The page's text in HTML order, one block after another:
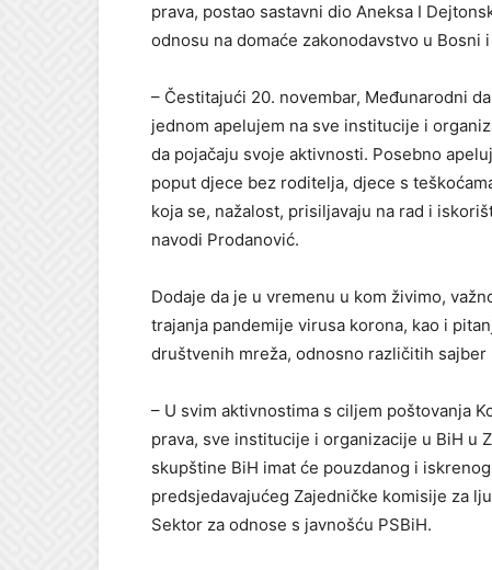
prava, postao sastavni dio Aneksa I
odnosu na domaće zakonodavstvo u Bosni
– Čestitajući 20. novembar, Međunarodni
jednom apelujem na sve institucije i
da pojačaju svoje aktivnosti. Posebno
poput djece bez roditelja, djece s
koja se, nažalost, prisiljavaju na rad i
navodi Prodanović.
Dodaje da je u vremenu u kom živimo,
trajanja pandemije virusa korona, kao i
društvenih mreža, odnosno različitih sajber
– U svim aktivnostima s ciljem poštovanja
prava, sve institucije i organizacije u BiH u
skupštine BiH imat će pouzdanog i
predsjedavajućeg Zajedničke komisije za
Sektor za odnose s javnošću PSBiH.